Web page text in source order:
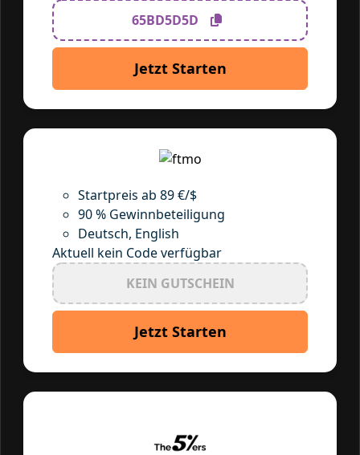
65BD5D5D
Jetzt Starten
Startpreis ab 89 €/$
90 % Gewinnbeteiligung
Deutsch, English
Aktuell kein Code verfügbar
KEIN GUTSCHEIN
Jetzt Starten